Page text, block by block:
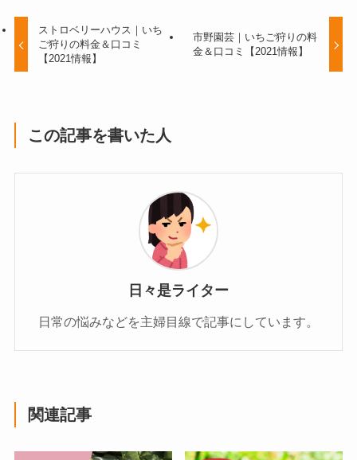
ストロベリーハウス｜いち
ご狩りの料金＆口コミ
【2021情報】
市野園芸｜いちご狩りの料
金＆口コミ【2021情報】
この記事を書いた人
日々是ライター
日常の悩みなどを主婦目線で記事にしています。
関連記事